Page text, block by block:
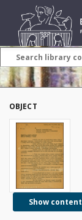
OBJECT
Show content